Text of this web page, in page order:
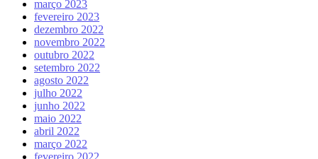
março 2023
fevereiro 2023
dezembro 2022
novembro 2022
outubro 2022
setembro 2022
agosto 2022
julho 2022
junho 2022
maio 2022
abril 2022
março 2022
fevereiro 2022